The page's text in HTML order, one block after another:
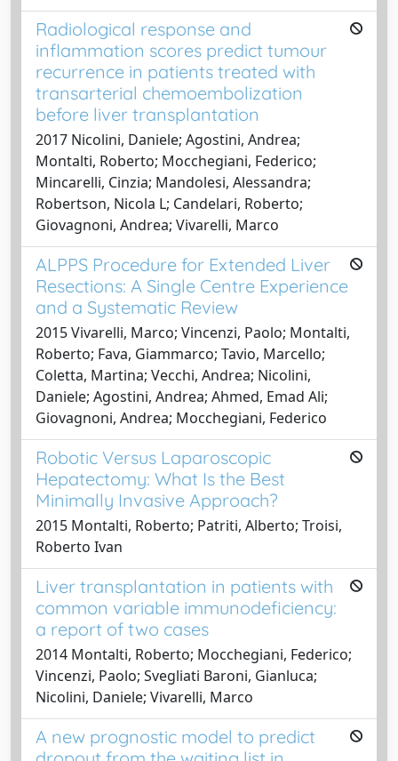
Radiological response and
inflammation scores predict tumour
recurrence in patients treated with
transarterial chemoembolization
before liver transplantation
2017 Nicolini, Daniele; Agostini, Andrea;
Montalti, Roberto; Mocchegiani, Federico;
Mincarelli, Cinzia; Mandolesi, Alessandra;
Robertson, Nicola L; Candelari, Roberto;
Giovagnoni, Andrea; Vivarelli, Marco
ALPPS Procedure for Extended Liver
Resections: A Single Centre Experience
and a Systematic Review
2015 Vivarelli, Marco; Vincenzi, Paolo; Montalti,
Roberto; Fava, Giammarco; Tavio, Marcello;
Coletta, Martina; Vecchi, Andrea; Nicolini,
Daniele; Agostini, Andrea; Ahmed, Emad Ali;
Giovagnoni, Andrea; Mocchegiani, Federico
Robotic Versus Laparoscopic
Hepatectomy: What Is the Best
Minimally Invasive Approach?
2015 Montalti, Roberto; Patriti, Alberto; Troisi,
Roberto Ivan
Liver transplantation in patients with
common variable immunodeficiency:
a report of two cases
2014 Montalti, Roberto; Mocchegiani, Federico;
Vincenzi, Paolo; Svegliati Baroni, Gianluca;
Nicolini, Daniele; Vivarelli, Marco
A new prognostic model to predict